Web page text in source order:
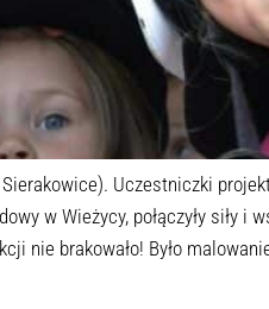
Uczestniczki
w Wieżycy, połączyły siły i
nie brakowało! Było